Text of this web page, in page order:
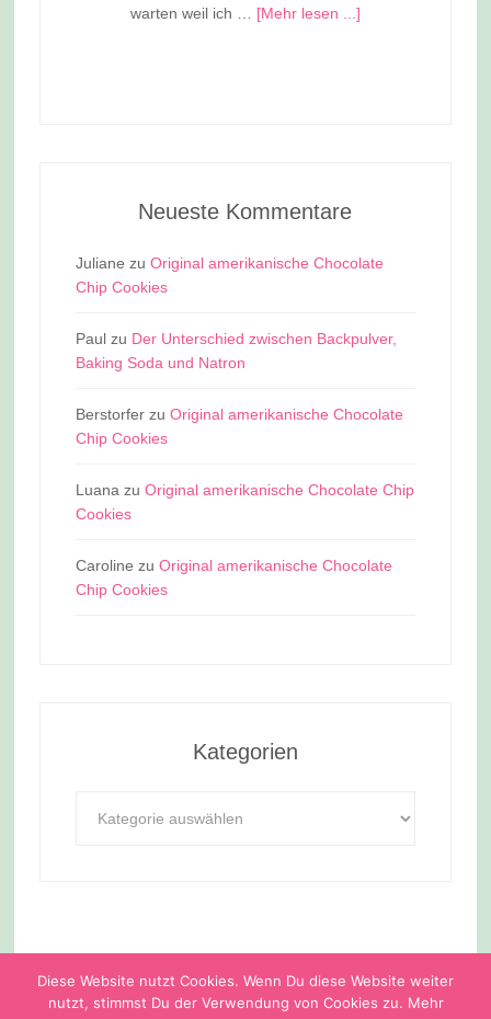
warten weil ich … [Mehr lesen ...]
Neueste Kommentare
Juliane zu Original amerikanische Chocolate
Chip Cookies
Paulzu Der Unterschied zwischen Backpulver,
Baking Soda und Natron
Berstorferzu Original amerikanische Chocolate
Chip Cookies
Luanazu Original amerikanische Chocolate Chip
Cookies
Caroline zu Original amerikanische Chocolate
Chip Cookies
Kategorien
Impressum·Datenschutz
Copyright © 2026 ·Delightful Pro Themeon Genesis
Diese Website nutzt Cookies. Wenn Du diese Website weiter
nutzt, stimmst Du der Verwendung von Cookies zu. Mehr